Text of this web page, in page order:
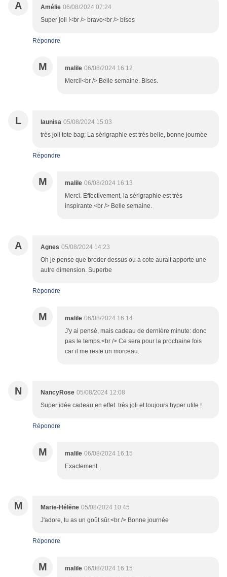
A Amélie 06/08/2024 07:24
Super joli !<br /> bravo<br /> bises
Répondre
M malile 06/08/2024 16:12
Merci!<br /> Belle semaine. Bises.
L launisa 05/08/2024 15:03
très joli tote bag; La sérigraphie est très belle, bonne journée
Répondre
M malile 06/08/2024 16:13
Merci. Effectivement, la sérigraphie est très
inspirante.<br /> Belle semaine.
A Agnes 05/08/2024 14:23
Oh je pense que broder dessus ou a cote aurait apporte une
autre dimension. Superbe
Répondre
M malile 06/08/2024 16:14
J'y ai pensé, mais cadeau de dernière minute: donc
pas le temps.<br /> Ce sera pour la prochaine fois
car il me reste un morceau.
N NancyRose 05/08/2024 12:08
Super idée cadeau en effet. très joli et toujours hyper utile !
Répondre
M malile 06/08/2024 16:15
Exactement.
M Marie-Hélène 05/08/2024 10:45
J'adore, tu as un goût sûr.<br /> Bonne journée
Répondre
M malile 06/08/2024 16:15